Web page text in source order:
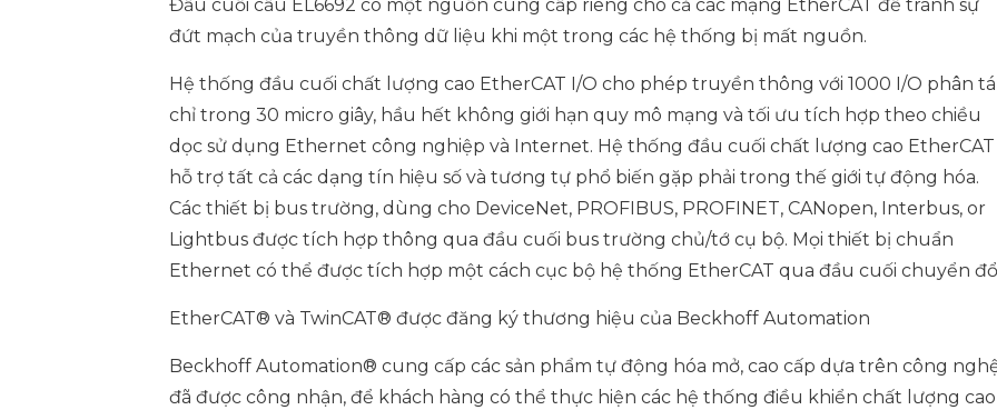
Đầu cuối cầu EL6692 có một nguồn cung cấp riêng cho cả các mạng EtherCAT để tránh sự
đứt mạch của truyền thông dữ liệu khi một trong các hệ thống bị mất nguồn.
Hệ thống đầu cuối chất lượng cao EtherCAT I/O cho phép truyền thông với 1000 I/O phân
chỉ trong 30 micro giây, hầu hết không giới hạn quy mô mạng và tối ưu tích hợp theo chiều
dọc sử dụng Ethernet công nghiệp và Internet. Hệ thống đầu cuối chất lượng cao EtherCAT
hỗ trợ tất cả các dạng tín hiệu số và tương tự phổ biến gặp phải trong thế giới tự động hóa.
Các thiết bị bus trường, dùng cho DeviceNet, PROFIBUS, PROFINET, CANopen, Interbus, or
Lightbus được tích hợp thông qua đầu cuối bus trường chủ/tớ cụ bộ. Mọi thiết bị chuẩn
Ethernet có thể được tích hợp một cách cục bộ hệ thống EtherCAT qua đầu cuối chuyển
EtherCAT® và TwinCAT® được đăng ký thương hiệu của Beckhoff Automation
Beckhoff Automation® cung cấp các sản phẩm tự động hóa mở, cao cấp dựa trên công
đã được công nhận, để khách hàng có thể thực hiện các hệ thống điều khiển chất lượng cao